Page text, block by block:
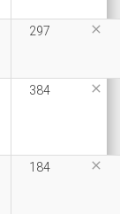
297 
384 
184 